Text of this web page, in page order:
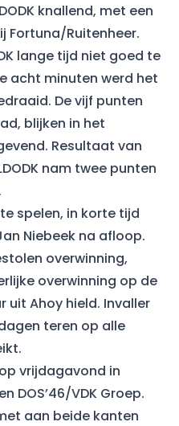
knallend, met een
Fortuna/Ruitenheer.
lange tijd niet goed te
acht minuten werd het
De vijf punten
blijken in het
Resultaat van
nam twee punten
spelen, in korte tijd
Niebeek na afloop.
overwinning,
overwinning op de
uit Ahoy hield. Invaller
teren op alle
vrijdagavond in
DOS’46/VDK Groep.
aan beide kanten